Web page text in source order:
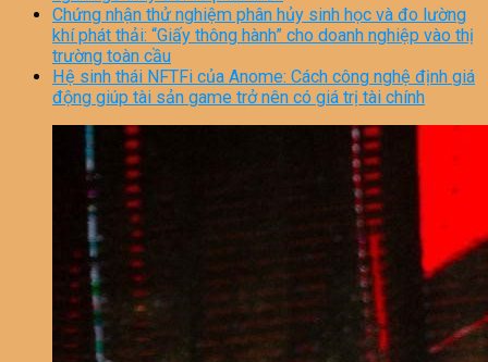
Chứng nhận thử nghiệm phân hủy sinh học và đo lường
khí phát thải: “Giấy thông hành” cho doanh nghiệp vào thị
trường toàn cầu
Hệ sinh thái NFTFi của Anome: Cách công nghệ định giá
động giúp tài sản game trở nên có giá trị tài chính